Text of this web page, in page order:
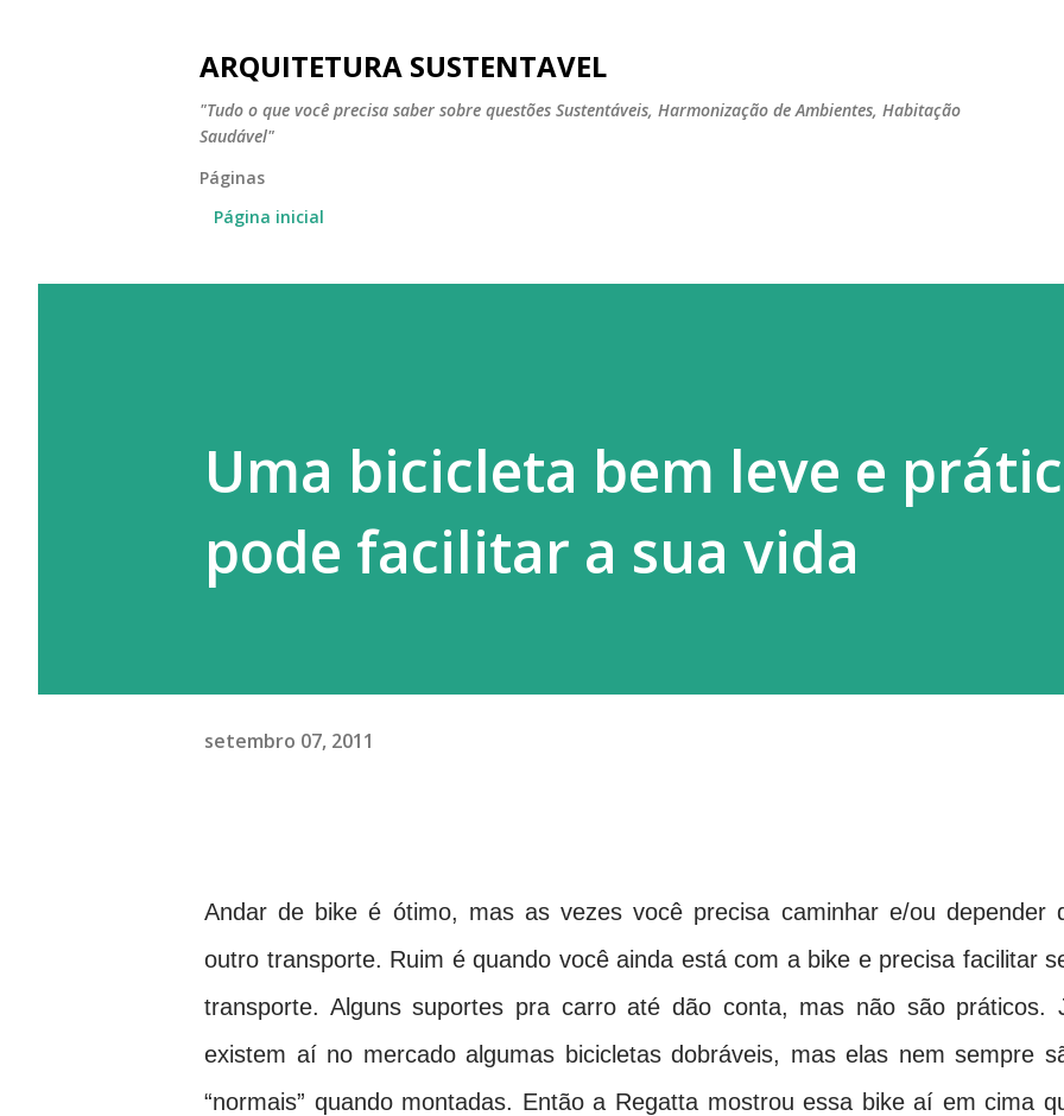
ARQUITETURA SUSTENTAVEL
"Tudo o que você precisa saber sobre questões Sustentáveis, Harmonização de Ambientes, Habitação
Saudável"
Páginas
Página inicial
Uma bicicleta bem leve e
pode facilitar a sua vida
setembro 07, 2011
Andar de bike é ótimo, mas as vezes você precisa caminhar e/ou depender
outro transporte. Ruim é quando você ainda está com a bike e precisa facilitar
transporte. Alguns suportes pra carro até dão conta, mas não são práticos.
existem aí no mercado algumas bicicletas dobráveis, mas elas nem sempre
“normais” quando montadas. Então a Regatta mostrou essa bike aí em cima